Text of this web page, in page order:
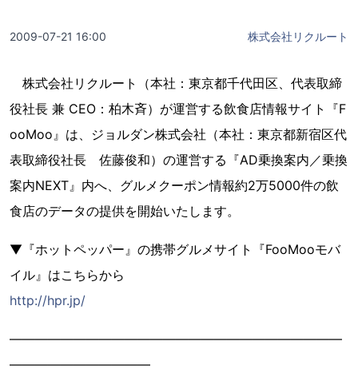
2009-07-21 16:00 株式会社リクルート
株式会社リクルート（本社：東京都千代田区、代表取締
役社長 兼 CEO：柏木斉）が運営する飲食店情報サイト『F
ooMoo』は、ジョルダン株式会社（本社：東京都新宿区代
表取締役社長 佐藤俊和）の運営する『AD乗換案内／乗換
案内NEXT』内へ、グルメクーポン情報約2万5000件の飲
食店のデータの提供を開始いたします。
▼『ホットペッパー』の携帯グルメサイト『FooMooモバ
イル』はこちらから
http://hpr.jp/
――――――――――――――――――――――――――
―――――――――――